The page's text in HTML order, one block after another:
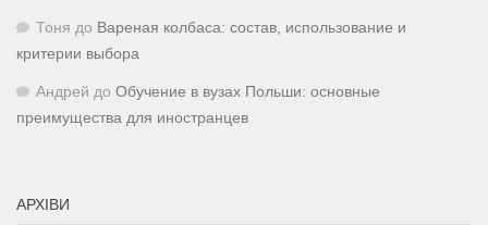
Тоня до Вареная колбаса: состав, использование и
критерии выбора
Андрей до Обучение в вузах Польши: основные
преимущества для иностранцев
АРХІВИ